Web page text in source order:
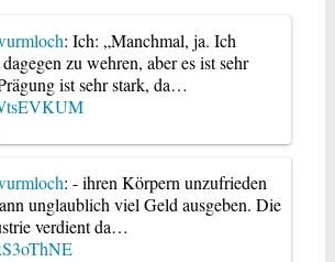
: Ich: „Manchmal, ja. Ich
zu wehren, aber es ist sehr
ist sehr stark, da…
: - ihren Körpern unzufrieden
unglaublich viel Geld ausgeben. Die
verdient da…